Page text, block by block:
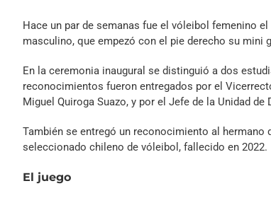
Hace un par de semanas fue el vóleibol femenino
masculino, que empezó con el pie derecho su mini
En la ceremonia inaugural se distinguió a dos
reconocimientos fueron entregados por el
Miguel Quiroga Suazo, y por el Jefe de la Unidad
También se entregó un reconocimiento al hermano
seleccionado chileno de vóleibol, fallecido en 2022.
El juego